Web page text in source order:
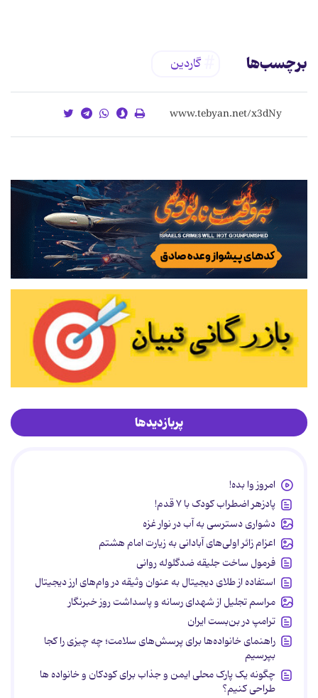
برچسب‌ها گاردین
پربازدیدها
امروز وا بده!
پادزهر اضطراب کودک با ۷ قدم!
دشواری دسترسی به آب در نوار غزه
اعزام زائر اولی‌های آبادانی به زیارت امام هشتم
فرمول ساخت جلیقه ضدگلوله روانی
استفاده از طلای دیجیتال به عنوان وثیقه در وام‌های ارز دیجیتال
مراسم تجلیل از شهدای رسانه و پاسداشت روز خبرنگار
ترامپ در بن‌بست ایران
راهنمای خانواده‌ها برای پرسش‌های سلامت؛ چه چیزی را کجا
بپرسیم
چگونه یک پارک محلی ایمن و جذاب برای کودکان و خانواده ها
طراحی کنیم؟